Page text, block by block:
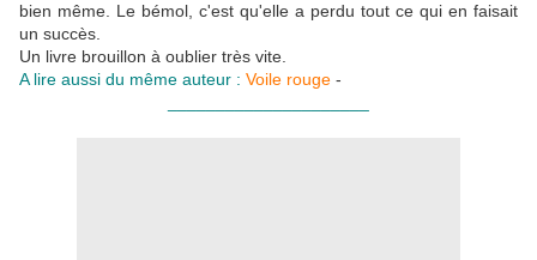
bien même. Le bémol, c'est qu'elle a perdu tout ce qui en faisait
un succès.
Un livre brouillon à oublier très vite.
A lire aussi du même auteur : Voile rouge -